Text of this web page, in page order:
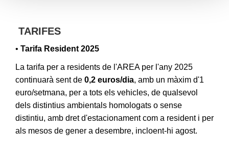
TARIFES
• Tarifa Resident 2025
La tarifa per a residents de l'AREA per l'any 2025
continuarà sent de 0,2 euros/dia, amb un màxim d'1
euro/setmana, per a tots els vehicles, de qualsevol
dels distintius ambientals homologats o sense
distintiu, amb dret d'estacionament com a resident i per
als mesos de gener a desembre, incloent-hi agost.